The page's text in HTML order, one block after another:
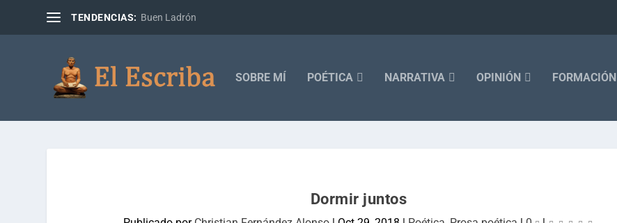
TENDENCIAS: Buen Ladrón
SOBRE MÍ POÉTICA NARRATIVA OPINIÓN FORMACIÓN
Dormir juntos